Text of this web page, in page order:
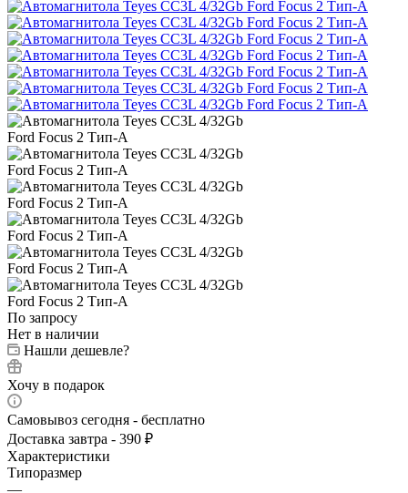
По запросу
Нет в наличии
Нашли дешевле?
Хочу в подарок
Самовывоз сегодня - бесплатно
Доставка завтра - 390 ₽
Характеристики
Типоразмер
—